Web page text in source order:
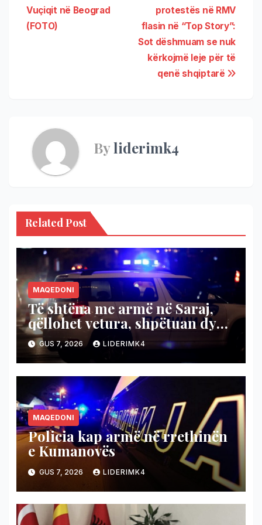
protestës në RMV
flasin në “Top Story”:
Sot dëshmuam se nuk
kërkojmë leje për të
qenë shqiptarë
Vuçiqit në Beograd
(FOTO)
Byliderimk4
Related Post
MAQEDONI
Të shtëna me armë në Saraj,
qëllohet vetura, shpëtuan dy
persona
GUS 7, 2026 LIDERIMK4
MAQEDONI
Policia kap armë në rrethinën
e Kumanovës
GUS 7, 2026 LIDERIMK4